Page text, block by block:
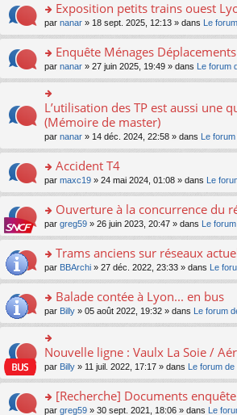
ult
er
le
m
e
s
g
e
n
o
lu
le
pl
u
s
e
nt
o
n
ult
er
le
m
s
a
e
n
o
lu
le
pl
u
s
e
nt
Exposition petits trains ouest
par nanar » 18 sept. 2025, 12:13 » dans Le
o
n
s
ult
er
le
m
e
s
a
e
n
o
lu
le
pl
u
s
c
nt
Enquête Ménages
par nanar » 27 juin 2025, 19:49 » dans Le forum
n
s
ult
er
le
m
e
s
a
g
e
n
lu
le
pl
u
s
c
e
nt
L’utilisation des TP est aussi une
(Mémoire de master)
par nanar » 14 déc. 2024, 22:58 » dans Le
o
n
ult
er
le
m
e
a
g
e
n
o
lu
pl
u
Accident T4
par maxc19 » 24 mai 2024, 01:08 » dans Le
o
n
ult
er
le
m
e
s
g
e
n
o
Ouverture à la concurrence du
par greg59 » 26 juin 2023, 20:47 » dans Le
o
n
ult
er
le
m
e
s
g
e
Trams anciens sur réseaux
par BBArchi » 27 déc. 2022, 23:33 » dans Le
o
n
s
ult
er
le
m
e
s
Balade contée à Lyon... en bus
par Billy » 05 août 2022, 19:32 » dans Le forum
o
n
er
le
Nouvelle ligne : Vaulx La Soie /
par Billy » 11 juil. 2022, 17:17 » dans Le forum
o
[Recherche] Documents
par greg59 » 30 sept. 2021, 18:06 » dans Le